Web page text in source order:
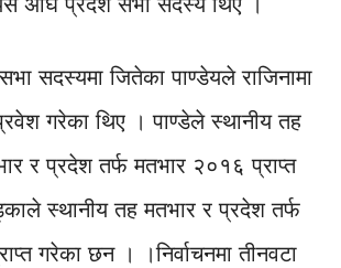
सदस्यमा जितेका पाण्डेयले राजिनामा
गरेका थिए । पाण्डेले स्थानीय तह
र प्रदेश तर्फ मतभार २०१६ प्राप्त
स्थानीय तह मतभार र प्रदेश तर्फ
गरेका छन । ।निर्वाचनमा तीनवटा